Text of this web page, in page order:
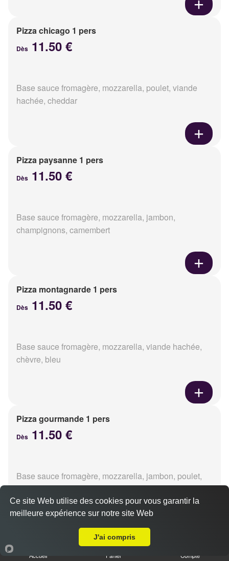
Pizza chicago 1 pers
Dès 11.50 €
Base sauce fromagère, mozzarella, poulet, viande
hachée, cheddar
Pizza paysanne 1 pers
Dès 11.50 €
Base sauce fromagère, mozzarella, jambon,
champignons, camembert
Pizza montagnarde 1 pers
Dès 11.50 €
Base sauce fromagère, mozzarella, viande hachée,
chèvre, bleu
Pizza gourmande 1 pers
Dès 11.50 €
Base sauce fromagère, mozzarella, jambon, poulet,
pommes de terre, oignons
Pizza tikka 1 pers
Accueil Panier Compte
Ce site Web utilise des cookies pour vous garantir la
meilleure expérience sur notre site Web
J'ai compris